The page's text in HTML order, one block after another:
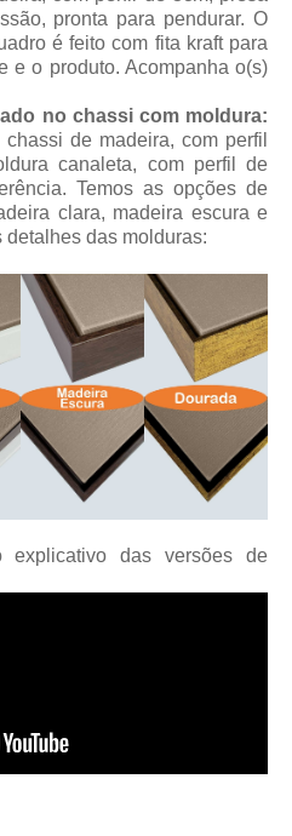
pronta para pendurar. O
é feito com fita kraft para
e o produto. Acompanha o(s)
no chassi com moldura:
de madeira, com perfil
canaleta, com perfil de
Temos as opções de
clara, madeira escura e
detalhes das molduras:
explicativo das versões de